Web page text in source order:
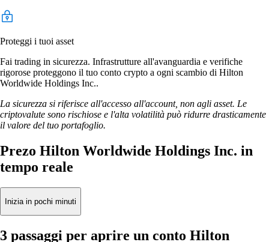
Proteggi i tuoi asset
Fai trading in sicurezza. Infrastrutture all'avanguardia e verifiche
rigorose proteggono il tuo conto crypto a ogni scambio di Hilton
Worldwide Holdings Inc..
La sicurezza si riferisce all'accesso all'account, non agli asset. Le
criptovalute sono rischiose e l'alta volatilità può ridurre drasticamente
il valore del tuo portafoglio.
Prezo Hilton Worldwide Holdings Inc. in
tempo reale
Inizia in pochi minuti
3 passaggi per aprire un conto Hilton